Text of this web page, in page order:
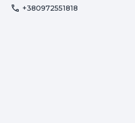
+380972551818